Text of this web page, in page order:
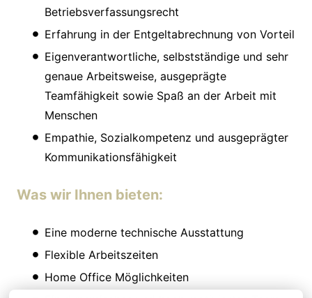
Betriebsverfassungsrecht
Erfahrung in der Entgeltabrechnung von Vorteil
Eigenverantwortliche, selbstständige und sehr
genaue Arbeitsweise, ausgeprägte
Teamfähigkeit sowie Spaß an der Arbeit mit
Menschen
Empathie, Sozialkompetenz und ausgeprägter
Kommunikationsfähigkeit
Was wir Ihnen bieten:
Eine moderne technische Ausstattung
Flexible Arbeitszeiten
Home Office Möglichkeiten